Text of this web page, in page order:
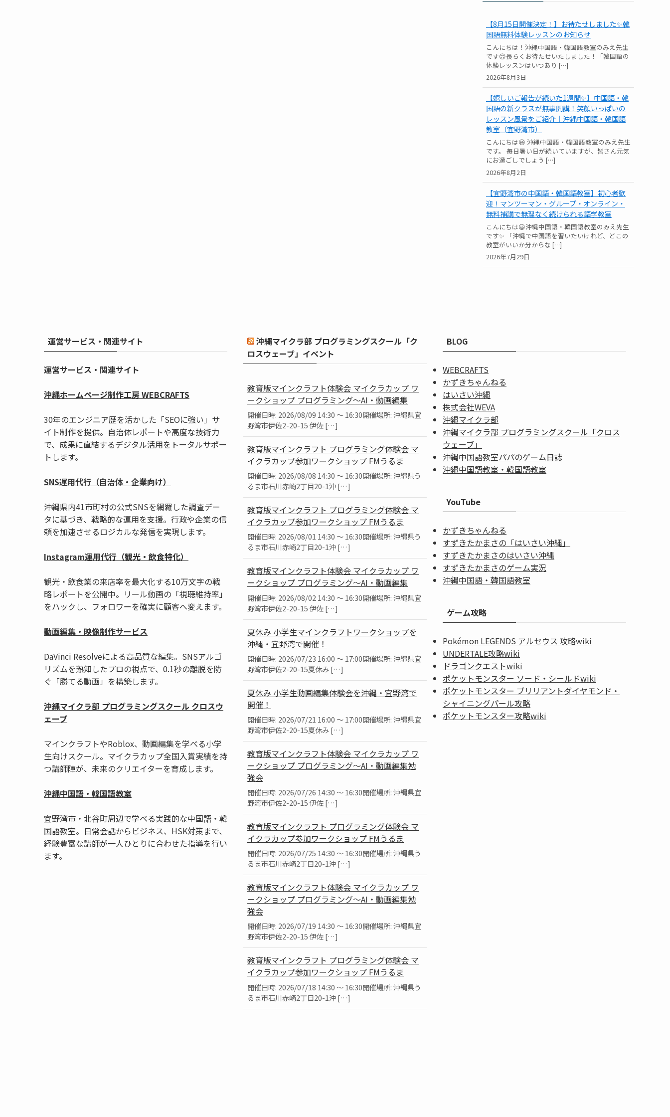
【8月15日開催決定！】お待たせしました✨韓
国語無料体験レッスンのお知らせ
2026年8月3日
こんにちは！沖縄中国語・韓国語教室のみえ先生
です😊長らくお待たせいたしました！「韓国語の
体験レッスンはいつあり […]
【嬉しいご報告が続いた1週間✨】中国語・韓
国語の新クラスが無事開講！笑顔いっぱいの
レッスン風景をご紹介｜沖縄中国語・韓国語
教室（宜野湾市）
2026年8月2日
こんにちは😃 沖縄中国語・韓国語教室のみえ先生
です。 毎日暑い日が続いていますが、皆さん元気
にお過ごしでしょう […]
【宜野湾市の中国語・韓国語教室】初心者歓
迎！マンツーマン・グループ・オンライン・
無料補講で無理なく続けられる語学教室
2026年7月29日
こんにちは😃沖縄中国語・韓国語教室のみえ先生
です✨ 「沖縄で中国語を習いたいけれど、どこの
教室がいいか分からな […]
運営サービス・関連サイト
運営サービス・関連サイト
沖縄ホームページ制作工房 WEBCRAFTS
30年のエンジニア歴を活かした「SEOに強い」サ
イト制作を提供。自治体レポートや高度な技術力
で、成果に直結するデジタル活用をトータルサポー
トします。
SNS運用代行（自治体・企業向け）
沖縄県内41市町村の公式SNSを網羅した調査デー
タに基づき、戦略的な運用を支援。行政や企業の信
頼を加速させるロジカルな発信を実現します。
Instagram運用代行（観光・飲食特化）
観光・飲食業の来店率を最大化する10万文字の戦
略レポートを公開中。リール動画の「視聴維持率」
をハックし、フォロワーを確実に顧客へ変えます。
動画編集・映像制作サービス
DaVinci Resolveによる高品質な編集。SNSアルゴ
リズムを熟知したプロの視点で、0.1秒の離脱を防
ぐ「勝てる動画」を構築します。
沖縄マイクラ部 プログラミングスクール クロスウ
ェーブ
マインクラフトやRoblox、動画編集を学べる小学
生向けスクール。マイクラカップ全国入賞実績を持
つ講師陣が、未来のクリエイターを育成します。
沖縄中国語・韓国語教室
宜野湾市・北谷町周辺で学べる実践的な中国語・韓
国語教室。日常会話からビジネス、HSK対策まで、
経験豊富な講師が一人ひとりに合わせた指導を行い
ます。
沖縄マイクラ部 プログラミングスクール「ク
ロスウェーブ」イベント
教育版マインクラフト体験会 マイクラカップ ワ
ークショップ プログラミング～AI・動画編集
開催日時: 2026/08/09 14:30 ～ 16:30開催場所: 沖縄県宜
野湾市伊佐2-20-15 伊佐 […]
教育版マインクラフト プログラミング体験会 マ
イクラカップ参加ワークショップ FMうるま
開催日時: 2026/08/08 14:30 ～ 16:30開催場所: 沖縄県う
るま市石川赤崎2丁目20-1沖 […]
教育版マインクラフト プログラミング体験会 マ
イクラカップ参加ワークショップ FMうるま
開催日時: 2026/08/01 14:30 ～ 16:30開催場所: 沖縄県う
るま市石川赤崎2丁目20-1沖 […]
教育版マインクラフト体験会 マイクラカップ ワ
ークショップ プログラミング～AI・動画編集
開催日時: 2026/08/02 14:30 ～ 16:30開催場所: 沖縄県宜
野湾市伊佐2-20-15 伊佐 […]
夏休み 小学生マインクラフトワークショップを
沖縄・宜野湾で開催！
開催日時: 2026/07/23 16:00 ～ 17:00開催場所: 沖縄県宜
野湾市伊佐2-20-15夏休み […]
夏休み 小学生動画編集体験会を沖縄・宜野湾で
開催！
開催日時: 2026/07/21 16:00 ～ 17:00開催場所: 沖縄県宜
野湾市伊佐2-20-15夏休み […]
教育版マインクラフト体験会 マイクラカップ ワ
ークショップ プログラミング～AI・動画編集勉
強会
開催日時: 2026/07/26 14:30 ～ 16:30開催場所: 沖縄県宜
野湾市伊佐2-20-15 伊佐 […]
教育版マインクラフト プログラミング体験会 マ
イクラカップ参加ワークショップ FMうるま
開催日時: 2026/07/25 14:30 ～ 16:30開催場所: 沖縄県う
るま市石川赤崎2丁目20-1沖 […]
教育版マインクラフト体験会 マイクラカップ ワ
ークショップ プログラミング～AI・動画編集勉
強会
開催日時: 2026/07/19 14:30 ～ 16:30開催場所: 沖縄県宜
野湾市伊佐2-20-15 伊佐 […]
教育版マインクラフト プログラミング体験会 マ
イクラカップ参加ワークショップ FMうるま
開催日時: 2026/07/18 14:30 ～ 16:30開催場所: 沖縄県う
るま市石川赤崎2丁目20-1沖 […]
BLOG
WEBCRAFTS
かずきちゃんねる
はいさい沖縄
株式会社WEVA
沖縄マイクラ部
沖縄マイクラ部 プログラミングスクール「クロス
ウェーブ」
沖縄中国語教室パパのゲーム日誌
沖縄中国語教室・韓国語教室
YouTube
かずきちゃんねる
すずきたかまさの「はいさい沖縄」
すずきたかまさのはいさい沖縄
すずきたかまさのゲーム実況
沖縄中国語・韓国語教室
ゲーム攻略
Pokémon LEGENDS アルセウス 攻略wiki
UNDERTALE攻略wiki
ドラゴンクエストwiki
ポケットモンスター ソード・シールドwiki
ポケットモンスター ブリリアントダイヤモンド・
シャイニングパール攻略
ポケットモンスター攻略wiki